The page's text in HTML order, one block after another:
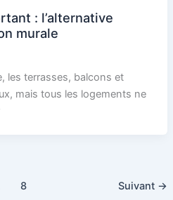
: l’alternative
murale
les terrasses, balcons et
mais tous les logements ne
8 Suivant →